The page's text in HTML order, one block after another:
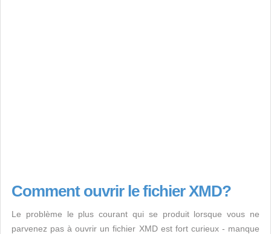
Comment ouvrir le fichier XMD?
Le problème le plus courant qui se produit lorsque vous ne
parvenez pas à ouvrir un fichier XMD est fort curieux - manque